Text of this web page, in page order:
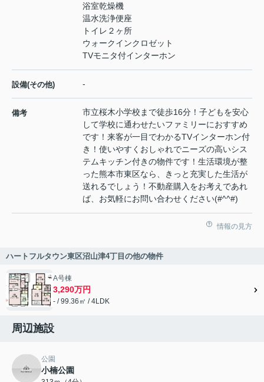
浴室乾燥機
温水洗浄便座
トイレ２ヶ所
ウォークインクロゼット
TVモニタ付インターホン
設備(その他) -
備考
市立桜木小学校まで徒歩16分！子どもを安心
して学校に通わせたいファミリーにおすすめ
です！来客が一目でわかるTVインターホン付
き！使いやすくおしゃれでニーズの高いシス
テムキッチン付きの物件です！生活環境が整
った熊本市東区なら、きっと充実した生活が
送れるでしょう！不動産購入をお考えであれ
ば、お気軽にお問い合わせください(#^^#)
情報の見方
ハートフルタウン東区沼山津4丁目の他の物件
A号棟
3,290万円
- / 99.36㎡ / 4LDK
周辺施設
公園
小楠公園